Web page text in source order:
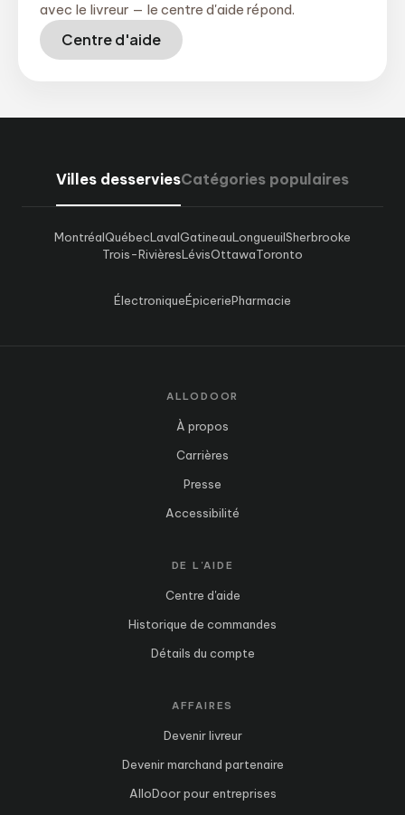
avec le livreur — le centre d'aide répond.
Centre d'aide
Villes desserviesCatégories populaires
MontréalQuébecLavalGatineauLongueuilSherbrooke
Trois-RivièresLévisOttawaToronto
ÉlectroniqueÉpiceriePharmacie
ALLODOOR
À propos
Carrières
Presse
Accessibilité
DE L'AIDE
Centre d'aide
Historique de commandes
Détails du compte
AFFAIRES
Devenir livreur
Devenir marchand partenaire
AlloDoor pour entreprises